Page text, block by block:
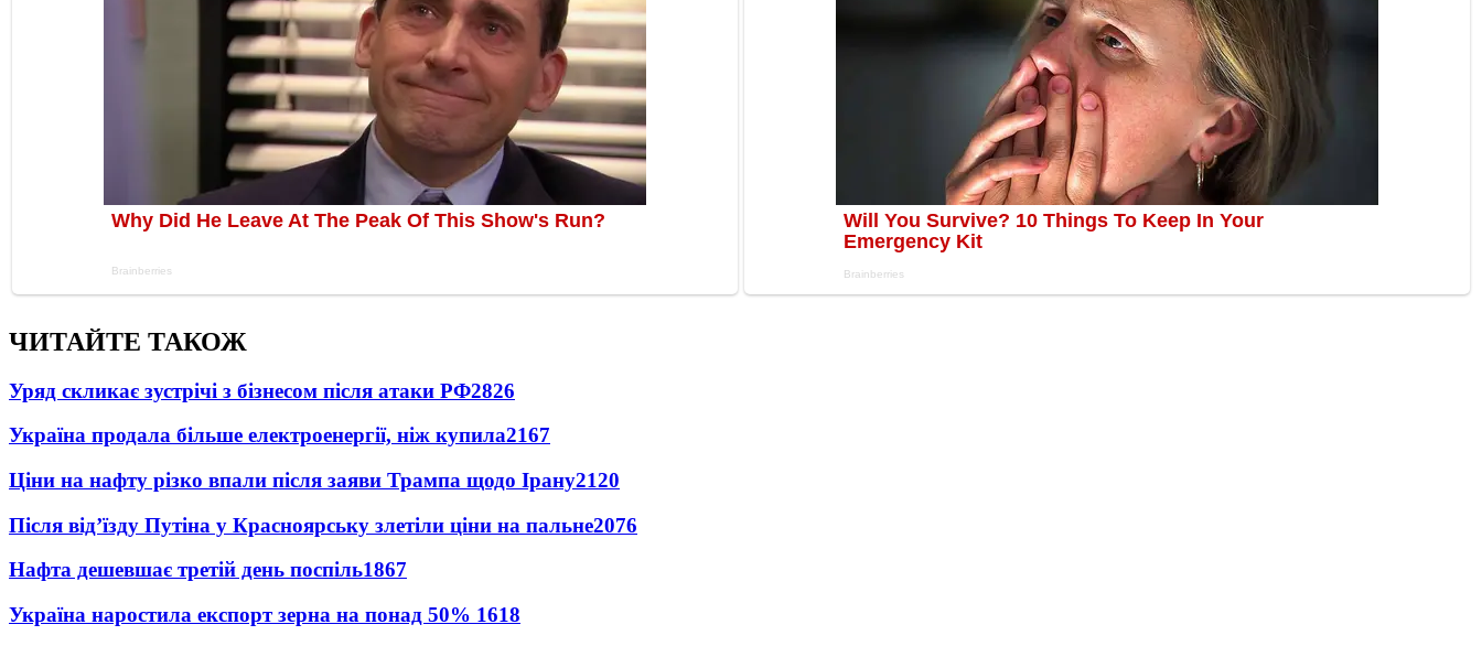
ЧИТАЙТЕ ТАКОЖ
Уряд скликає зустрічі з бізнесом після атаки РФ2826
Україна продала більше електроенергії, ніж купила2167
Ціни на нафту різко впали після заяви Трампа щодо Ірану2120
Після від’їзду Путіна у Красноярську злетіли ціни на пальне2076
Нафта дешевшає третій день поспіль1867
Україна наростила експорт зерна на понад 50% 1618